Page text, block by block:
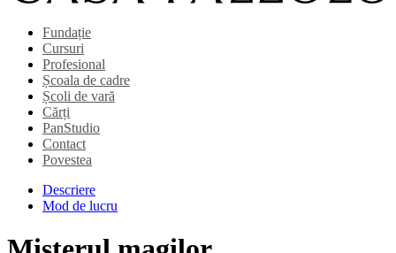
Fundație
Cursuri
Profesional
Școala de cadre
Școli de vară
Cărți
PanStudio
Contact
Povestea
Descriere
Mod de lucru